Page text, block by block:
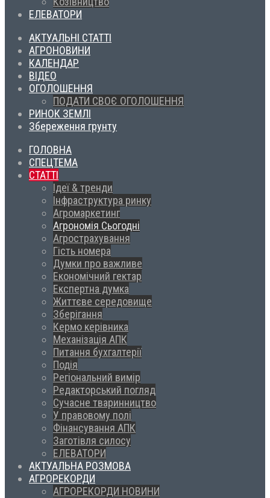
ЕЛЕВАТОРИ
АКТУАЛЬНІ СТАТТІ
АГРОНОВИНИ
КАЛЕНДАР
ВІДЕО
ОГОЛОШЕННЯ
ПОДАТИ СВОЄ ОГОЛОШЕННЯ
РИНОК ЗЕМЛІ
Збереження грунту
ГОЛОВНА
СПЕЦТЕМА
СТАТТІ
Ідеї & тренди
Інфраструктура ринку
Агромаркетинг
Агрономія Сьогодні
Агрострахування
Гість номера
Думки про важливе
Економічний гектар
Експертна думка
Життєве середовище
Зберігання
Кермо керівника
Механізація АПК
Питання бухгалтерії
Подія
Регіональний вимір
Редакторський погляд
Сучасне тваринництво
У правовому полі
Фінансування АПК
Заготівля силосу
ЕЛЕВАТОРИ
АКТУАЛЬНА РОЗМОВА
АГРОРЕКОРДИ
АГРОРЕКОРДИ НОВИНИ